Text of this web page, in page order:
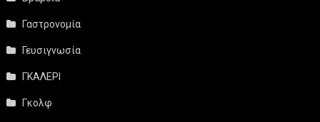
Γαστρονομία
Γευσιγνωσία
ΓΚΑΛΕΡΙ
Γκολφ